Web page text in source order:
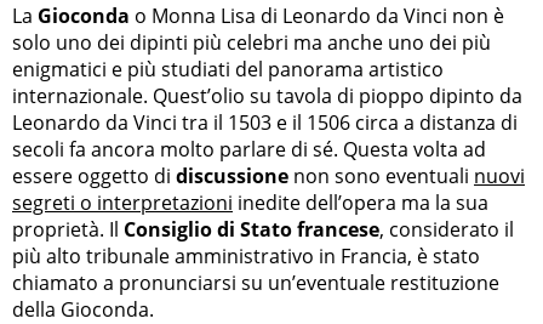
La Gioconda o Monna Lisa di Leonardo da Vinci non è
solo uno dei dipinti più celebri ma anche uno dei più
enigmatici e più studiati del panorama artistico
internazionale. Quest’olio su tavola di pioppo dipinto da
Leonardo da Vinci tra il 1503 e il 1506 circa a distanza di
secoli fa ancora molto parlare di sé. Questa volta ad
essere oggetto di discussione non sono eventuali nuovi
segreti o interpretazioni inedite dell’opera ma la sua
proprietà. Il Consiglio di Stato francese, considerato il
più alto tribunale amministrativo in Francia, è stato
chiamato a pronunciarsi su un’eventuale restituzione
della Gioconda.